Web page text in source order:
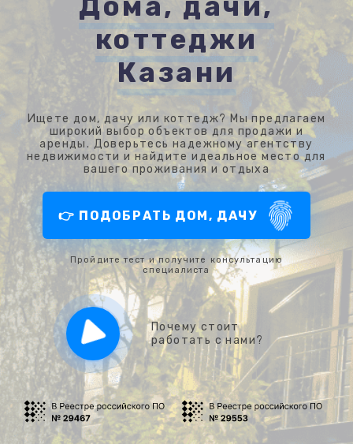
коттеджи
Казани
Ищете дом, дачу или коттедж? Мы предлагаем
широкий выбор объектов для продажи и
аренды. Доверьтесь надежному агентству
недвижимости и найдите идеальное место для
вашего проживания и отдыха
👉 ПОДОБРАТЬ ДОМ, ДАЧУ
Пройдите тест и получите консультацию
специалиста
Почему стоит
работать с нами?